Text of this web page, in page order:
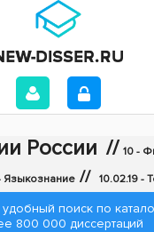
России // 10 -
Языкознание // 10.02.19 -
поиск по
800 000 диссертаций